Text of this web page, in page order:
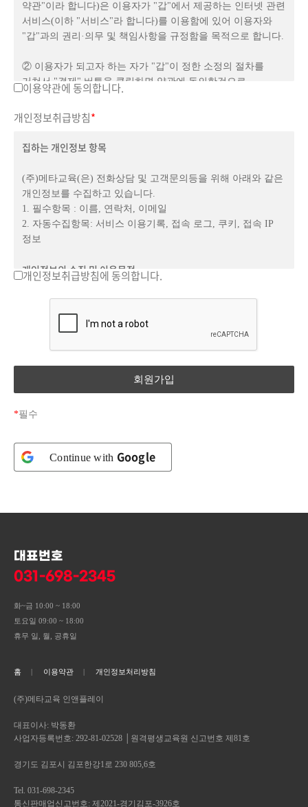
약관"이라 합니다)은 이용자가 "갑"에서 제공하는 인터넷 관련
서비스(이하 "서비스"라 합니다)를 이용함에 있어 이용자와
"갑"과의 권리·의무 및 책임사항을 규정함을 목적으로 합니다.
② 이용자가 되고자 하는 자가 "갑"이 정한 소정의 절차를
거쳐서 "결제" 버튼을 클릭하면 약관에 동의한것으로
간주합니다.
본 약관에 정하는 이외의 이용자와 "갑"의 권리, 의무 및
법령과 상관습에 의합니다.
제2조(이용자의 정의)
① "이용자"란 "갑"에 접속하여 본 약관에 따라 "갑"의
고객으로 사이트에서 제공하는 서비스를 받는 자를 말합니다.
제3조(서비스의 제공 및 변경)
① "갑"은 이용자에게 아래와 같은 서비스를 제공합니다.
1. 인터넷 놀이키트영상 구매
2. 오프라인 교육 각종 신청
제2항에서 정한 방법으로 이용자에게 통지하고, 제1항에 정한
이상 사용한 고객과 1회 이상 정보료를 연체한 사용자는
서비스의 제공을 일시적으로 중단할 수 있고, 새로운
서비스로의
제2항에서 정한 방법으로 이용자에게 통지합니다. 다만,
관리자의 고의, 과실이 없는 디스크 장애, 시스템 다운 등)으로
인하여 사전 통지가 불가능한 경우에는 그러하지 아니합니다.
메일주소로 할 수 있습니다.
이용약관에 동의합니다.
개인정보취급방침*
집하는 개인정보 항목
(주)메타교육(은) 전화상담 및 고객문의등을 위해 아래와 같은
개인정보를 수집하고 있습니다.
1. 필수항목 : 이름, 연락처, 이메일
2. 자동수집항목: 서비스 이용기록, 접속 로그, 쿠키, 접속 IP
정보
개인정보의 수집 및 이용목적
(주)메타교육(은)수집한 개인정보를 다음의 목적을 위해
활용합니다.
1. 서비스 이용에 따른 본인식별, 실명확인, 가입의사 확인
3. 신규 서비스 등 최신정보 개인 맞춤 서비스 제공을 위한
자료
5. 기타 원활한 양질의 서비스 제공
개인정보의 보유 및 이용기간
회원으로서 (주)메타교육(이) 제공하는 서비스 이용기간 동안
없이 파기합니다.
이용약관 및 미풍양속을 해치는 등 서비스에 물의를 일으키는
강제탈퇴됩니다.
달성된 후에는 해당 정보를 지체없이 파기합니다. 파기절차 및
ο 파기절차
후 별도의 DB로 옮겨져(종이의 경우 별도의 서류함) 내부 방침
및 기타 관련 법령에 의한 정보보호 사유에 따라(보유 및
개인정보취급방침에 동의합니다.
*필수
Continue with Google
대표번호
031-698-2345
화~금 10:00 ~ 18:00
토요일 09:00 ~ 18:00
휴무 일, 월, 공휴일
홈 이용약관 개인정보처리방침
(주)메타교육 인앤플레이
대표이사: 박동환
사업자등록번호: 292-81-02528 │원격평생교육원 신고번호 제81호
경기도 김포시 김포한강1로 230 805,6호
Tel. 031-698-2345
통신판매업신고번호: 제2021-경기김포-3926호